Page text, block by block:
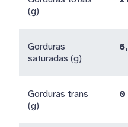
(g)
Gorduras
saturadas (g)
Gorduras trans
(g)
0